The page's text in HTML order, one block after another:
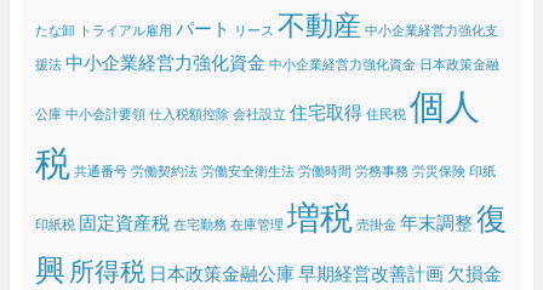
たな卸 トライアル雇用 パート リース 不動産 中小企業経営力強化支
援法 中小企業経営力強化資金 中小企業経営力強化資金 日本政策金融
公庫 中小会計要領 仕入税額控除 会社設立 住宅取得 住民税 個人
税 共通番号 労働契約法 労働安全衛生法 労働時間 労務事務 労災保険 印紙
印紙税 固定資産税 在宅勤務 在庫管理 増税 売掛金 年末調整復
興 所得税 日本政策金融公庫早期経営改善計画 欠損金